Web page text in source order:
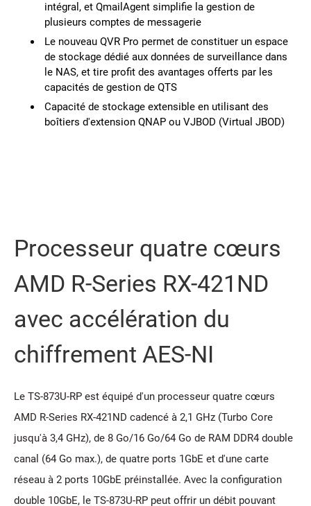
intégral, et QmailAgent simplifie la gestion de
plusieurs comptes de messagerie
Le nouveau QVR Pro permet de constituer un espace
de stockage dédié aux données de surveillance dans
le NAS, et tire profit des avantages offerts par les
capacités de gestion de QTS
Capacité de stockage extensible en utilisant des
boîtiers d'extension QNAP ou VJBOD (Virtual JBOD)
Processeur quatre cœurs
AMD R-Series RX-421ND
avec accélération du
chiffrement AES-NI
Le TS-873U-RP est équipé d'un processeur quatre cœurs
AMD R-Series RX-421ND cadencé à 2,1 GHz (Turbo Core
jusqu'à 3,4 GHz), de 8 Go/16 Go/64 Go de RAM DDR4 double
canal (64 Go max.), de quatre ports 1GbE et d'une carte
réseau à 2 ports 10GbE préinstallée. Avec la configuration
double 10GbE, le TS-873U-RP peut offrir un débit pouvant